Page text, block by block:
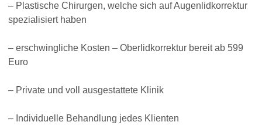
– Plastische Chirurgen, welche sich auf Augenlidkorrektur
spezialisiert haben
– erschwingliche Kosten – Oberlidkorrektur bereit ab 599
Euro
– Private und voll ausgestattete Klinik
– Individuelle Behandlung jedes Klienten